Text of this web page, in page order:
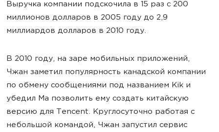
Выручка компании подскочила в 15 раз с 200
миллионов долларов в 2005 году до 2,9
миллиардов долларов в 2010 году.
В 2010 году, на заре мобильных приложений,
Чжан заметил популярность канадской компании
по обмену сообщениями под названием Kik и
убедил Ма позволить ему создать китайскую
версию для Tencent. Круглосуточно работая с
небольшой командой, Чжан запустил сервис